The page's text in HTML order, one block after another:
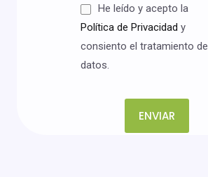
He leído y acepto la
Política de Privacidad y
consiento el tratamiento de
datos.